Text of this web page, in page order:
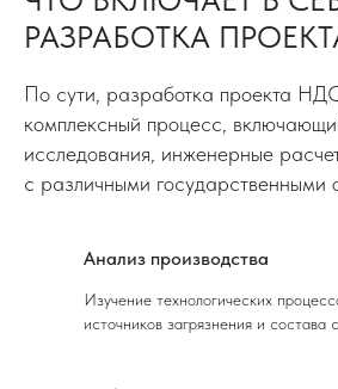
РАЗРАБОТКА
По сути, разработка проекта
комплексный процесс,
исследования, инженерные
с различными государственными
Анализ производства
Изучение технологических
источников загрязнения и состава